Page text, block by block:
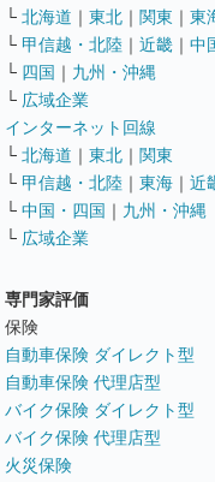
└ 北海道 ｜ 東北 ｜ 関東 ｜ 東
└ 甲信越・北陸 ｜ 近畿 ｜ 中
└ 四国 ｜ 九州・沖縄
└ 広域企業
インターネット回線
└ 北海道 ｜ 東北 ｜ 関東
└ 甲信越・北陸 ｜ 東海 ｜ 近
└ 中国・四国 ｜ 九州・沖縄
└ 広域企業
専門家評価
保険
自動車保険 ダイレクト型
自動車保険 代理店型
バイク保険 ダイレクト型
バイク保険 代理店型
火災保険